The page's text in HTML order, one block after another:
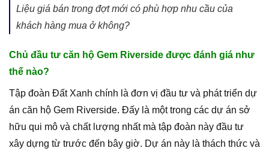
Liệu giá bán trong đợt mới có phù hợp nhu cầu của
khách hàng mua ở không?
Chủ đầu tư căn hộ Gem Riverside được đánh giá như
thế nào?
Tập đoàn Đất Xanh chính là đơn vị đầu tư và phát triển dự
án căn hộ Gem Riverside. Đấy là một trong các dự án sở
hữu qui mô và chất lượng nhất mà tập đoàn này đầu tư
xây dựng từ trước đến bây giờ. Dự án này là thách thức và